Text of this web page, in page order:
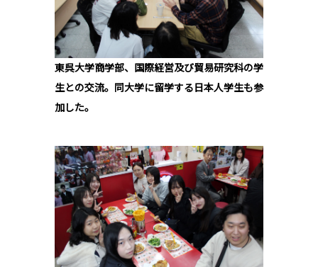
東呉大学商学部、国際経営及び貿易研究科の学
生との交流。同大学に留学する日本人学生も参
加した。